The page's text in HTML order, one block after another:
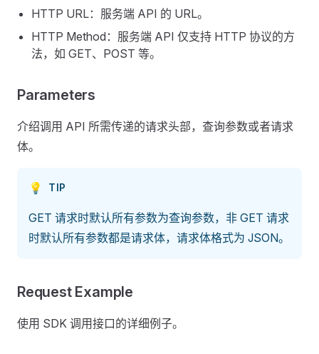
HTTP URL：服务端 API 的 URL。
HTTP Method：服务端 API 仅支持 HTTP 协议的方
法，如 GET、POST 等。
Parameters
介绍调用 API 所需传递的请求头部，查询参数或者请求
体。
💡 TIP
GET 请求时默认所有参数为查询参数，非 GET 请求
时默认所有参数都是请求体，请求体格式为 JSON。
Request Example
使用 SDK 调用接口的详细例子。